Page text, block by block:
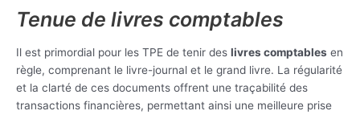
Tenue de livres comptables
Il est primordial pour les TPE de tenir des livres comptables en
règle, comprenant le livre-journal et le grand livre. La régularité
et la clarté de ces documents offrent une traçabilité des
transactions financières, permettant ainsi une meilleure prise